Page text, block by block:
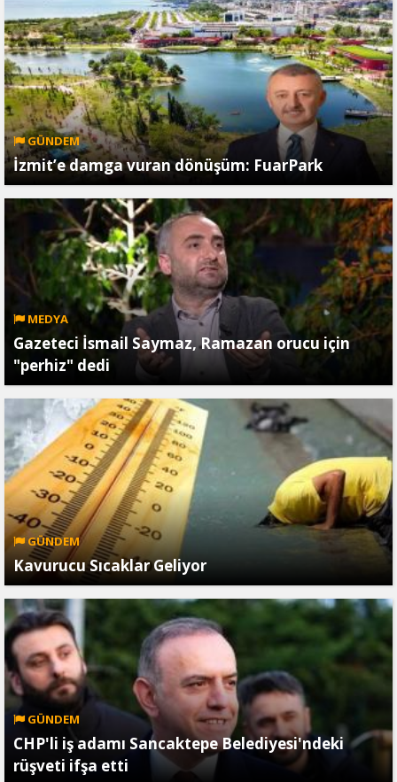
GÜNDEM
İzmit’e damga vuran dönüşüm: FuarPark
MEDYA
Gazeteci İsmail Saymaz, Ramazan orucu için
"perhiz" dedi
GÜNDEM
Kavurucu Sıcaklar Geliyor
GÜNDEM
CHP'li iş adamı Sancaktepe Belediyesi'ndeki
rüşveti ifşa etti